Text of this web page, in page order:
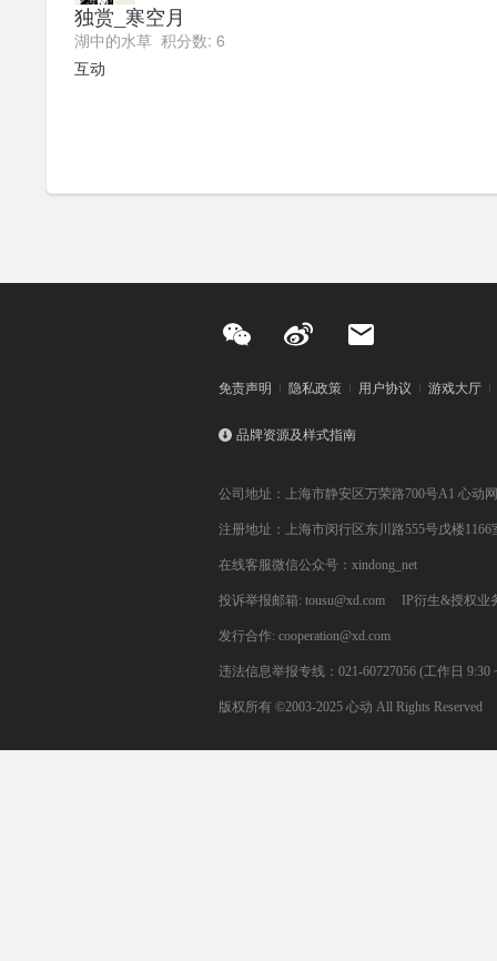
独赏_寒空月
湖中的水草 积分数: 6
互动
免责声明 隐私政策 用户协议 游戏大厅
品牌资源及样式指南
公司地址：上海市静安区万荣路700号A1 心动
注册地址：上海市闵行区东川路555号戊楼1166
在线客服微信公众号：xindong_net
投诉举报邮箱: tousu@xd.com IP衍生&授权业
发行合作: cooperation@xd.com
违法信息举报专线：021-60727056 (工作日 9:30
版权所有 ©2003-2025 心动 All Rights Reserved